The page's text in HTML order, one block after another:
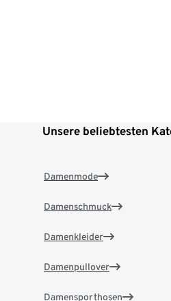
Unsere beliebtesten
Damenmode
Damenschmuck
Damenkleider
Damenpullover
Damensporthosen